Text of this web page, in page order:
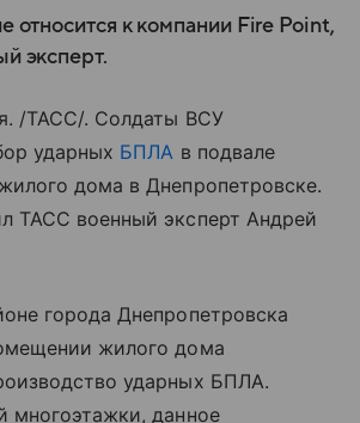
относится к компании Fire Point,
эксперт.
/ТАСС/. Солдаты ВСУ
ударных БПЛА в подвале
дома в Днепропетровске.
ТАСС военный эксперт Андрей
города Днепропетровска
жилого дома
ударных БПЛА.
многоэтажки, данное